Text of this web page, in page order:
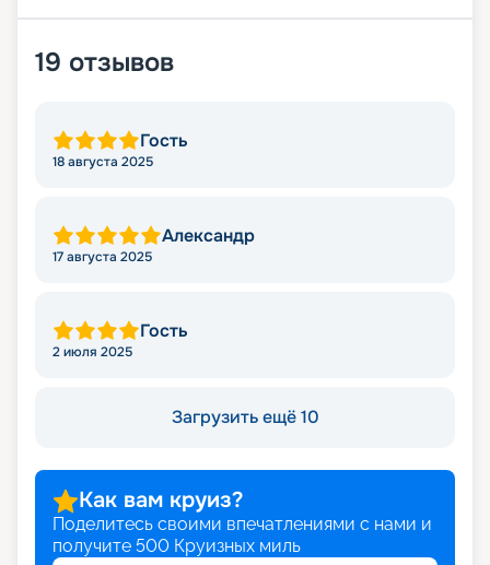
19 отзывов
Гость
18 августа 2025
Александр
17 августа 2025
Гость
2 июля 2025
Загрузить ещё 10
Как вам круиз?
Поделитесь своими впечатлениями с нами и
получите 500 Круизных миль